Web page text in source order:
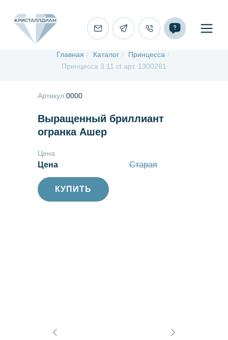
Главная / Каталог / Принцесса /
Принцесса 3.11 ct арт. 1300261
Выращенный бриллиант
огранка Ашер
Артикул:0000
Старая
Цена
Цена
КУПИТЬ